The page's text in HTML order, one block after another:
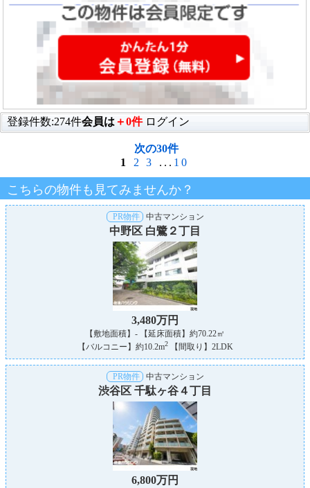
登録件数:274件会員は ＋0件 ログイン
次の30件
1
2 3 ... 10
こちらの物件も見てみませんか？
PR物件 中古マンション
中野区 白鷺２丁目
3,480万円
【敷地面積】- 【延床面積】約70.22㎡
【バルコニー】約10.2m2【間取り】2LDK
PR物件 中古マンション
渋谷区 千駄ヶ谷４丁目
6,800万円